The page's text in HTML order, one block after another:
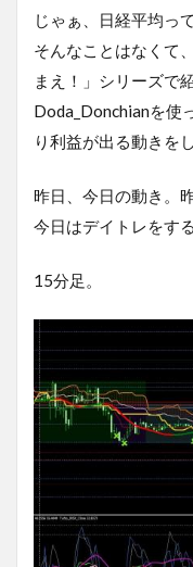
じゃぁ、日経平均っ
そんなことはなくて
まえ！」シリーズで
Doda_Donchianを使
り利益が出る動きを
昨日、今日の動き。
今日はデイトレをす
15分足。